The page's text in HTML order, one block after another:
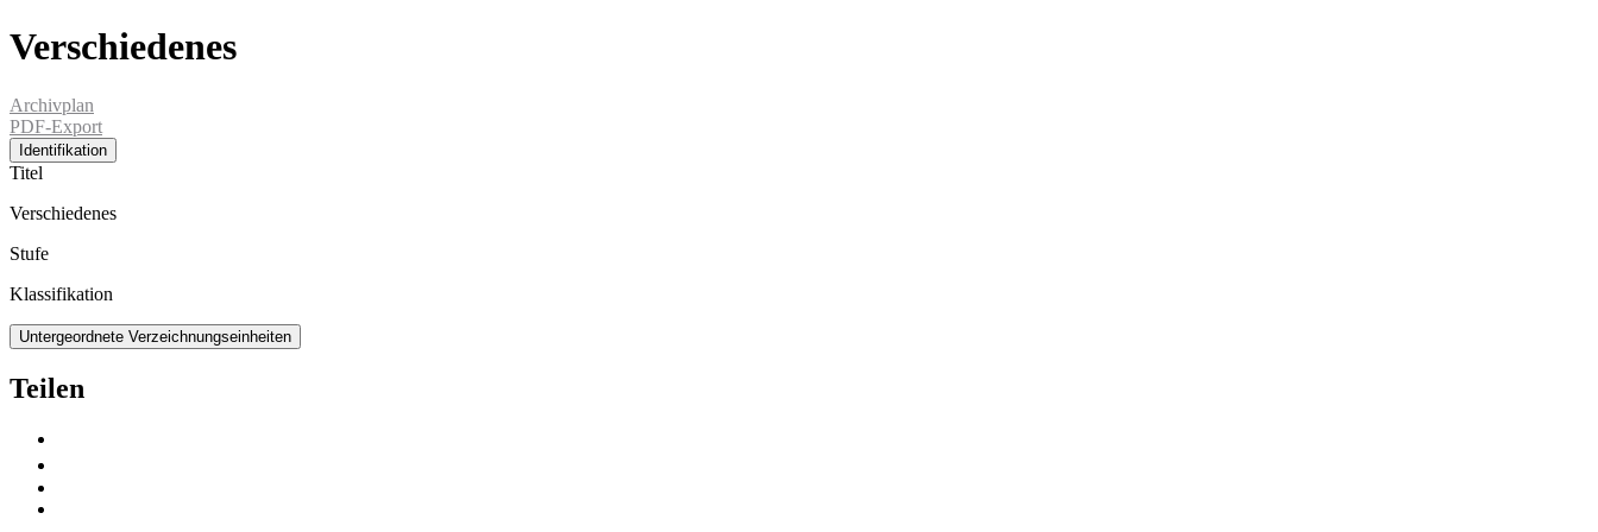
Verschiedenes
Archivplan
PDF-Export
Identifikation
Titel
Verschiedenes
Stufe
Klassifikation
Untergeordnete Verzeichnungseinheiten
Teilen